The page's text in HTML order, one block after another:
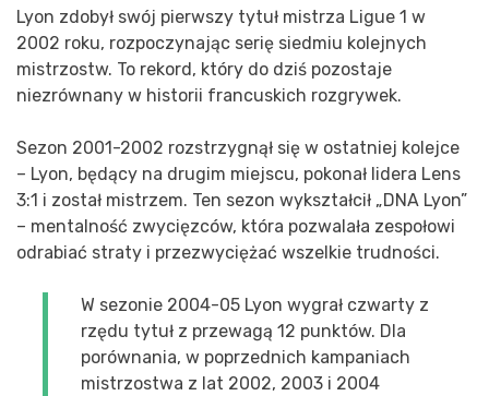
Lyon zdobył swój pierwszy tytuł mistrza Ligue 1 w
2002 roku, rozpoczynając serię siedmiu kolejnych
mistrzostw. To rekord, który do dziś pozostaje
niezrównany w historii francuskich rozgrywek.
Sezon 2001-2002 rozstrzygnął się w ostatniej kolejce
– Lyon, będący na drugim miejscu, pokonał lidera Lens
3:1 i został mistrzem. Ten sezon wykształcił „DNA Lyon”
– mentalność zwycięzców, która pozwalała zespołowi
odrabiać straty i przezwyciężać wszelkie trudności.
W sezonie 2004-05 Lyon wygrał czwarty z
rzędu tytuł z przewagą 12 punktów. Dla
porównania, w poprzednich kampaniach
mistrzostwa z lat 2002, 2003 i 2004